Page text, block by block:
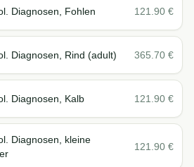
Diagnosen, Fohlen 121.90 €
Diagnosen, Rind (adult) 365.70 €
Diagnosen, Kalb 121.90 €
Diagnosen, kleine
121.90 €